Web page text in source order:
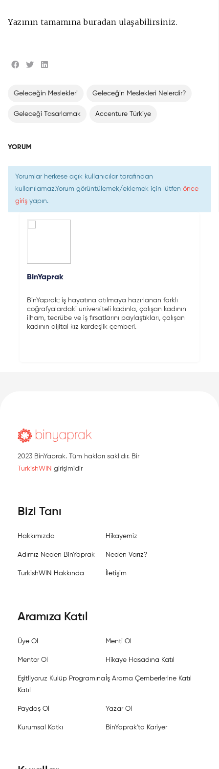
Yazının tamamına buradan ulaşabilirsiniz.
Geleceğin Meslekleri Geleceğin Meslekleri Nelerdir?
Geleceği Tasarlamak Accenture Türkiye
YORUM
Yorumlar herkese açık kullanıcılar tarafından
kullanılamaz.Yorum görüntülemek/eklemek için lütfen önce
giriş yapın.
BinYaprak
BinYaprak; iş hayatına atılmaya hazırlanan farklı
coğrafyalardaki üniversiteli kadınla, çalışan kadının
ilham, tecrübe ve iş fırsatlarını paylaştıkları, çalışan
kadının dijital kız kardeşlik çemberi.
2023 BinYaprak. Tüm hakları saklıdır. Bir
TurkishWIN girişimidir
Bizi Tanı
Hakkımızda Hikayemiz
Adımız Neden BinYaprak Neden Varız?
TurkishWIN Hakkında İletişim
Aramıza Katıl
Üye Ol Menti Ol
Mentor Ol Hikaye Hasadına Katıl
Eşitliyoruz Kulüp Programına
Katıl
İş Arama Çemberlerine Katıl
Paydaş Ol Yazar Ol
Kurumsal Katkı BinYaprak'ta Kariyer